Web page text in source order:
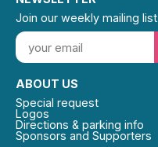
ABOUT US
Special request
Logos
Directions & parking info
Sponsors and Supporters
Join our weekly mailing list